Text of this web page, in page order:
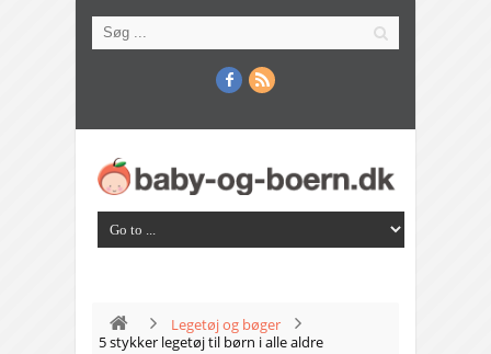
Legetøj og bøger
5 stykker legetøj til børn i alle aldre